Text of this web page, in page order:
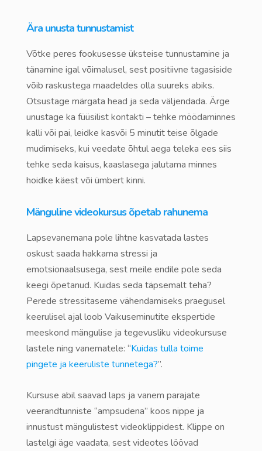
Ära unusta tunnustamist
Võtke peres fookusesse üksteise tunnustamine ja
tänamine igal võimalusel, sest positiivne tagasiside
võib raskustega maadeldes olla suureks abiks.
Otsustage märgata head ja seda väljendada. Ärge
unustage ka füüsilist kontakti – tehke möödaminnes
kalli või pai, leidke kasvõi 5 minutit teise õlgade
mudimiseks, kui veedate õhtul aega teleka ees siis
tehke seda kaisus, kaaslasega jalutama minnes
hoidke käest või ümbert kinni.
Mänguline videokursus õpetab rahunema
Lapsevanemana pole lihtne kasvatada lastes
oskust saada hakkama stressi ja
emotsionaalsusega, sest meile endile pole seda
keegi õpetanud. Kuidas seda täpsemalt teha?
Perede stressitaseme vähendamiseks praegusel
keerulisel ajal loob Vaikuseminutite ekspertide
meeskond mängulise ja tegevusliku videokursuse
lastele ning vanematele: “Kuidas tulla toime
pingete ja keeruliste tunnetega?”.
Kursuse abil saavad laps ja vanem parajate
veerandtunniste “ampsudena” koos nippe ja
innustust mängulistest videoklippidest. Klippe on
lastelgi äge vaadata, sest videotes löövad